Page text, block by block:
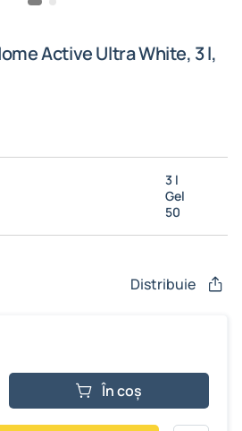
Active Ultra White, 3 l,
3 l
Gel
50
Distribuie
În coș